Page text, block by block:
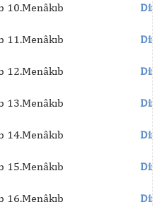
10.Menâkıb
11.Menâkıb
12.Menâkıb
13.Menâkıb
14.Menâkıb
15.Menâkıb
16.Menâkıb